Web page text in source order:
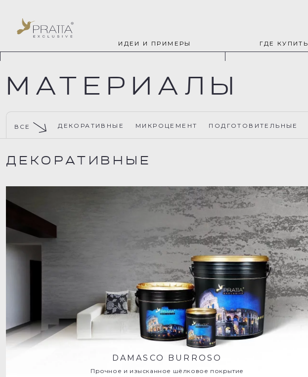
ИДЕИ И ПРИМЕРЫ ГДЕ КУПИТЬ
МАТЕРИАЛЫ
ВСЕ ДЕКОРАТИВНЫЕ МИКРОЦЕМЕНТ ПОДГОТОВИТЕЛЬНЫЕ
ДЕКОРАТИВНЫЕ
DAMASCO BURROSO
Прочное и изысканное шёлковое покрытие